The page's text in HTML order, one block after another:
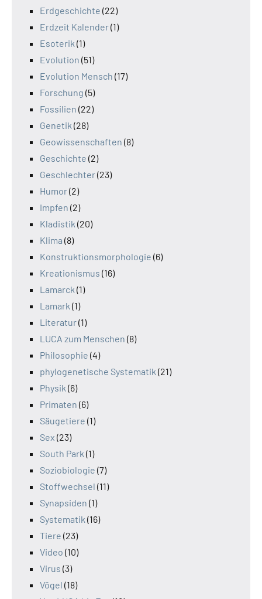
Erdgeschichte (22)
Erdzeit Kalender(1)
Esoterik (1)
Evolution (51)
Evolution Mensch (17)
Forschung (5)
Fossilien (22)
Genetik (28)
Geowissenschaften (8)
Geschichte (2)
Geschlechter(23)
Humor(2)
Impfen (2)
Kladistik (20)
Klima (8)
Konstruktionsmorphologie (6)
Kreationismus (16)
Lamarck (1)
Lamark (1)
Literatur(1)
LUCA zum Menschen (8)
Philosophie (4)
phylogenetische Systematik (21)
Physik (6)
Primaten (6)
Säugetiere (1)
Sex (23)
South Park (1)
Soziobiologie (7)
Stoffwechsel (11)
Synapsiden (1)
Systematik (16)
Tiere (23)
Video (10)
Virus (3)
Vögel (18)